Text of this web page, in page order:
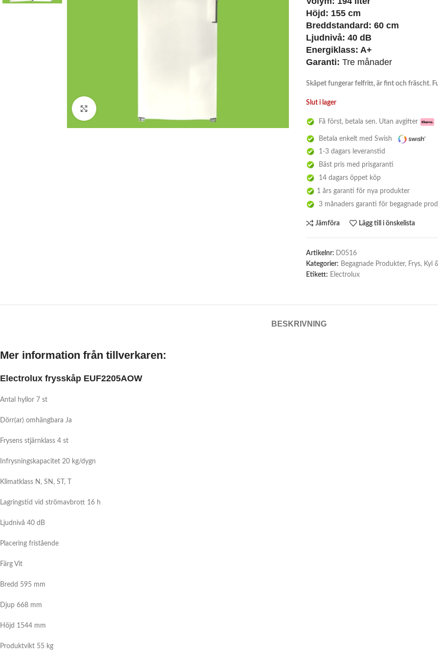
Höjd: 155 cm
Breddstandard: 60 cm
Ljudnivå: 40 dB
Energiklass: A+
Garanti: Tre månader
Skåpet fungerar felfritt, är fint och fräscht.
Slut i lager
Få först, betala sen. Utan avgifter
Betala enkelt med Swish
1-3 dagars leveranstid
Bäst pris med prisgaranti
14 dagars öppet köp
1 års garanti för nya produkter
3 månaders garanti för begagnade
Jämföra Lägg till i önskelista
Artikelnr: D0516
Kategorier: Begagnade Produkter, Frys, Kyl
Etikett: Electrolux
BESKRIVNING
Mer information från tillverkaren:
Electrolux frysskåp EUF2205AOW
Antal hyllor 7 st
Dörr(ar) omhängbara Ja
Frysens stjärnklass 4 st
Infrysningskapacitet 20 kg/dygn
Klimatklass N, SN, ST, T
Lagringstid vid strömavbrott 16 h
Ljudnivå 40 dB
Placering fristående
Färg Vit
Bredd 595 mm
Djup 668 mm
Höjd 1544 mm
Produktvikt 55 kg